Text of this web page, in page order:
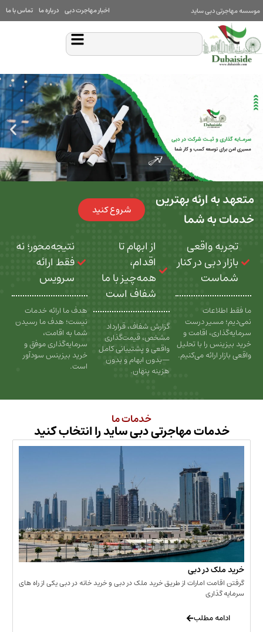
ساید درباره ما تماس با ما
بهترین
شما
شروع کنید
واقعی
در کنار
درست
اقامت و
با تحلیل
می‌کنیم.
از ابهام تا
اقدام،
همه‌چیز با ما
شفاف است
گزارش شفاف، قرارداد
مشخص، قیمت‌گذاری
واقعی و پشتیبانی کامل
—بدون ابهام و بدون
نتیجه‌محور؛ نه
فقط ارائه
سرویس
هدف ما ارائه خدمات
نیست؛ هدف ما رسیدن
شما به اقامت،
سرمایه‌گذاری موفق و
خرید بیزینس سودآور
است.
مهاجرتی دبی ساید را انتخاب کنید
در دبی
امارات از طریق خرید ملک در دبی و خرید خانه در دبی یکی از راه های